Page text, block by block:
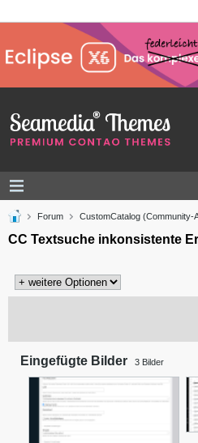
Forum CustomCatalog (Community-
CC Textsuche inkonsistente
Eingefügte Bilder 3 Bilder